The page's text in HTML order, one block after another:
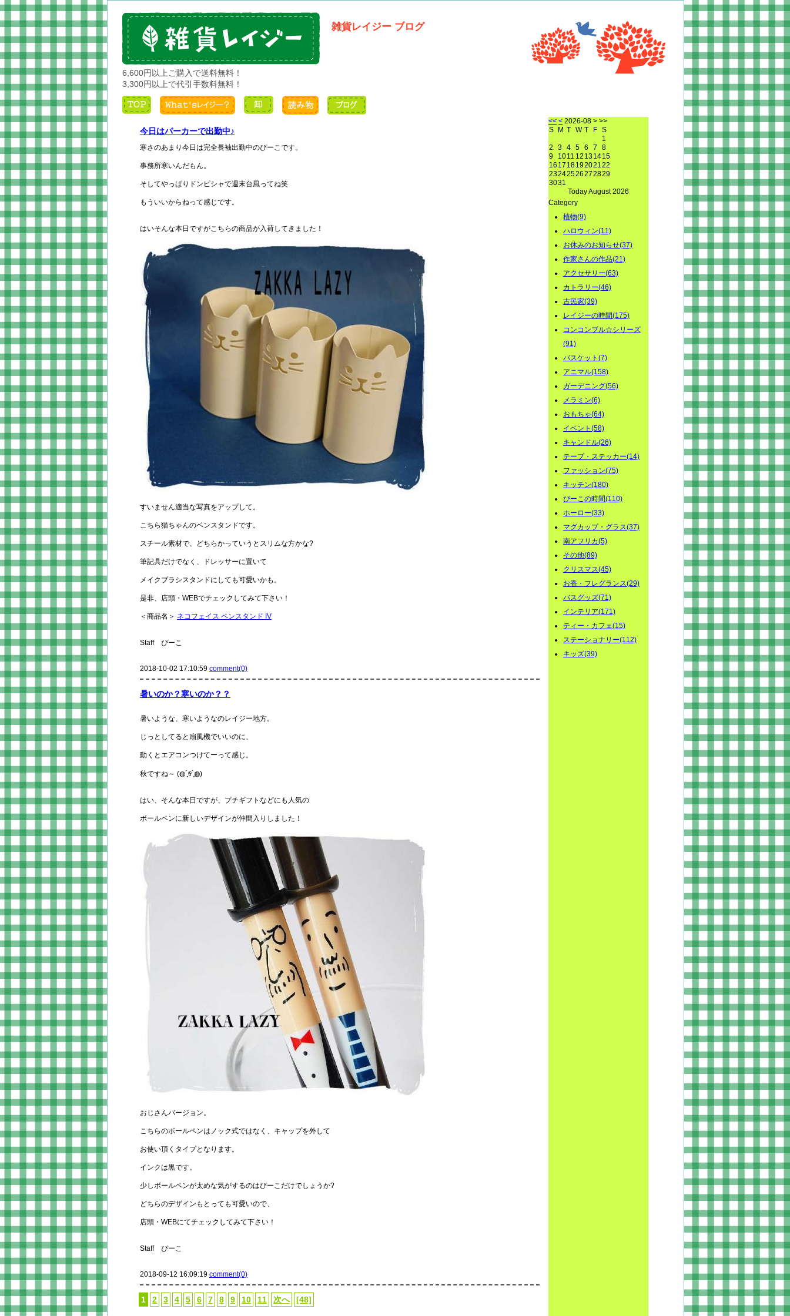
雑貨レイジー ブログ
6,600円以上ご購入で送料無料！
3,300円以上で代引手数料無料！
今日はパーカーで出勤中♪
寒さのあまり今日は完全長袖出勤中のぴーこです。
事務所寒いんだもん。
そしてやっぱりドンピシャで週末台風ってね笑
もういいからねって感じです。
はいそんな本日ですがこちらの商品が入荷してきました！
すいません適当な写真をアップして。
こちら猫ちゃんのペンスタンドです。
スチール素材で、どちらかっていうとスリムな方かな?
筆記具だけでなく、ドレッサーに置いて
メイクブラシスタンドにしても可愛いかも。
是非、店頭・WEBでチェックしてみて下さい！
＜商品名＞ ネコフェイス ペンスタンド IV
Staff ぴーこ
2018-10-02 17:10:59 comment(0)
暑いのか？寒いのか？？
暑いような、寒いようなのレイジー地方。
じっとしてると扇風機でいいのに、
動くとエアコンつけてーって感じ。
秋ですね～ (◍´͈ꈊ`͈◍)
はい、そんな本日ですが、プチギフトなどにも人気の
ボールペンに新しいデザインが仲間入りしました！
おじさんバージョン。
こちらのボールペンはノック式ではなく、キャップを外して
お使い頂くタイプとなります。
インクは黒です。
少しボールペンが太めな気がするのはぴーこだけでしょうか?
どちらのデザインもとっても可愛いので、
店頭・WEBにてチェックしてみて下さい！
Staff ぴーこ
2018-09-12 16:09:19 comment(0)
1 2 3 4 5 6 7 8 9 10 11 次へ [48]
<< < 2026-08 > >>
S
M T W T F S
1
2
3 4 5 6 7
8
9
1011 12 131415
16 17 1819202122
23242526272829
3031
Today August 2026
Category
植物(9)
ハロウィン(11)
お休みのお知らせ(37)
作家さんの作品(21)
アクセサリー(63)
カトラリー(46)
古民家(39)
レイジーの時間(175)
コンコンブル☆シリーズ
(91)
バスケット(7)
アニマル(158)
ガーデニング(56)
メラミン(6)
おもちゃ(64)
イベント(58)
キャンドル(26)
テープ・ステッカー(14)
ファッション(75)
キッチン(180)
ぴーこの時間(110)
ホーロー(33)
マグカップ・グラス(37)
南アフリカ(5)
その他(89)
クリスマス(45)
お香・フレグランス(29)
バスグッズ(71)
インテリア(171)
ティー・カフェ(15)
ステーショナリー(112)
キッズ(39)